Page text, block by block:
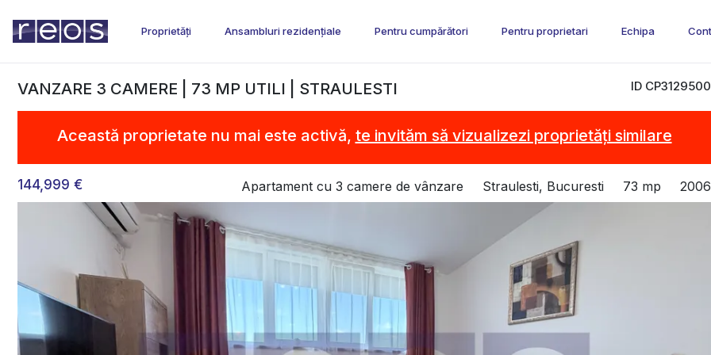
Proprietăți Ansambluri rezidențiale Pentru cumpărători Pentru proprietari Echipa
ID CP3129500
VANZARE 3 CAMERE | 73 MP UTILI | STRAULESTI
Această proprietate nu mai este activă, te invităm să vizualizezi proprietăți similare
144,999 € Apartament cu 3 camere de vânzare Straulesti, Bucuresti 73 mp 2006